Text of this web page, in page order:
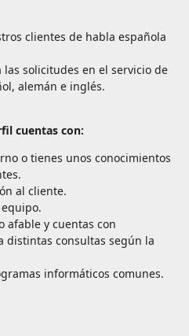
clientes de habla española
solicitudes en el servicio de
alemán e inglés.
cuentas con:
o tienes unos conocimientos
al cliente.
afable y cuentas con
distintas consultas según la
informáticos comunes.